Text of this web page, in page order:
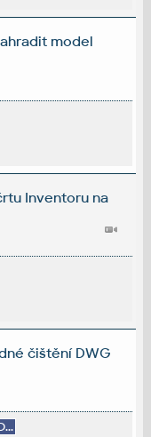
model
Inventoru na
čištění DWG